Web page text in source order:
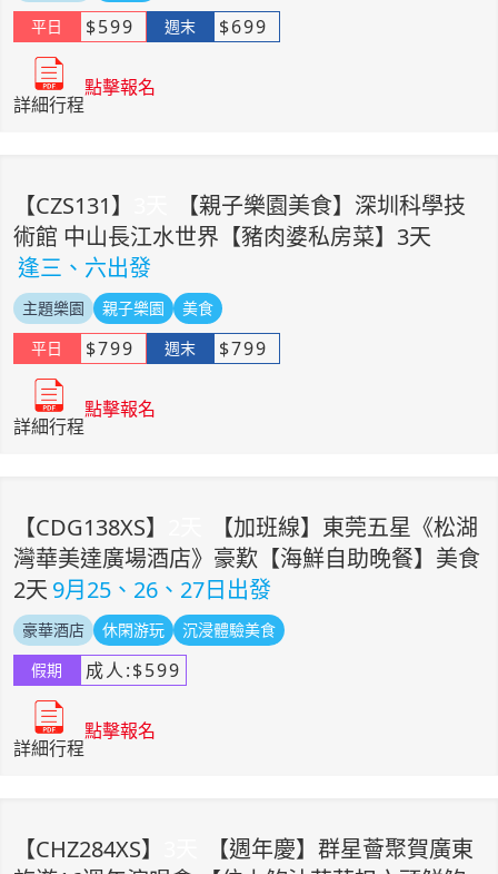
平日
$599 週末 $699
詳細行程
點擊報名
【CZS131】
【親子樂園美食】深圳科學技
術館 中山長江水世界【豬肉婆私房菜】3天
逢三、六出發
主題樂園 親子樂園
美食
平日
$799 週末 $799
詳細行程
點擊報名
【CDG138XS】
【加班線】東莞五星《松湖
灣華美達廣場酒店》豪歎【海鮮自助晚餐】美食
2天 9月25、26、27日出發
豪華酒店 休閑游玩
沉浸體驗美食
假期
成人:$599
詳細行程
點擊報名
【CHZ284XS】
【週年慶】群星薈聚賀廣東